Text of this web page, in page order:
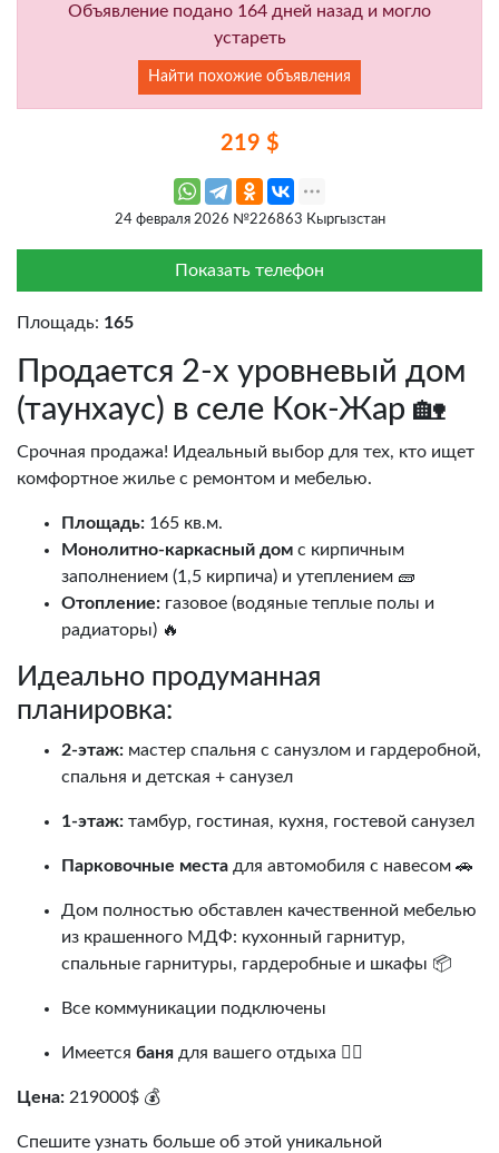
Объявление подано 164 дней назад и могло
устареть
Найти похожие объявления
219 $
24 февраля 2026 №226863 Кыргызстан
Показать телефон
Площадь: 165
Продается 2-х уровневый дом
(таунхаус) в селе Кок-Жар 🏡
Срочная продажа! Идеальный выбор для тех, кто ищет
комфортное жилье с ремонтом и мебелью.
Площадь: 165 кв.м.
Монолитно-каркасный дом с кирпичным
заполнением (1,5 кирпича) и утеплением 🧱
Отопление: газовое (водяные теплые полы и
радиаторы) 🔥
Идеально продуманная
планировка:
2-этаж: мастер спальня с санузлом и гардеробной,
спальня и детская + санузел
1-этаж: тамбур, гостиная, кухня, гостевой санузел
Парковочные места для автомобиля с навесом 🚗
Дом полностью обставлен качественной мебелью
из крашенного МДФ: кухонный гарнитур,
спальные гарнитуры, гардеробные и шкафы 📦
Все коммуникации подключены
Имеется баня для вашего отдыха 🧖‍♂️
Цена: 219000$ 💰
Спешите узнать больше об этой уникальной